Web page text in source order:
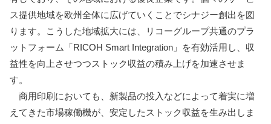
ス提供地域を欧州全体に広げていくことでシナジー創出を図
ります。こうした地域拡大には、リコーグループ共通のプラ
ットフォーム「RICOH Smart Integration」を有効活用し、収
益性を向上させつつストック収益の積み上げを加速させま
す。
商用印刷においても、新製品の投入などによって着実に増
えてきた市場稼働機が、安定したストック収益を生み出しま